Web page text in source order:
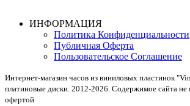
ИНФОРМАЦИЯ
Политика Конфиденциальности
Публичная Оферта
Пользовательское Соглашение
Интернет-магазин часов из виниловых пластинок
платиновые диски. 2012-2026. Содержимое сайта не
офертой